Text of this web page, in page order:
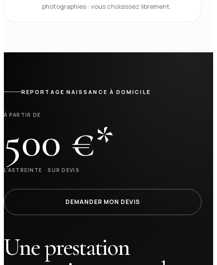
photographies : vous choisissez librement.
REPORTAGE NAISSANCE À DOMICILE
À PARTIR DE
500 €*
L’ASTREINTE · SUR DEVIS
DEMANDER MON DEVIS
Une prestation